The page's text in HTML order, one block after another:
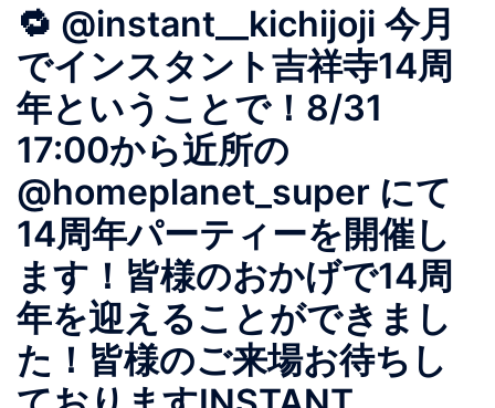
🔁 @instant__kichijoji 今月
でインスタント吉祥寺14周
年ということで！8/31
17:00から近所の
@homeplanet_super にて
14周年パーティーを開催し
ます！皆様のおかげで14周
年を迎えることができまし
た！皆様のご来場お待ちし